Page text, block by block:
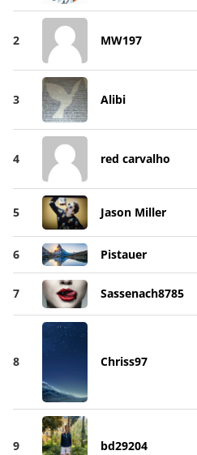
2 MW197
3 Alibi
4 red carvalho
5 Jason Miller
6 Pistauer
7 Sassenach8785
8 Chriss97
9 bd29204